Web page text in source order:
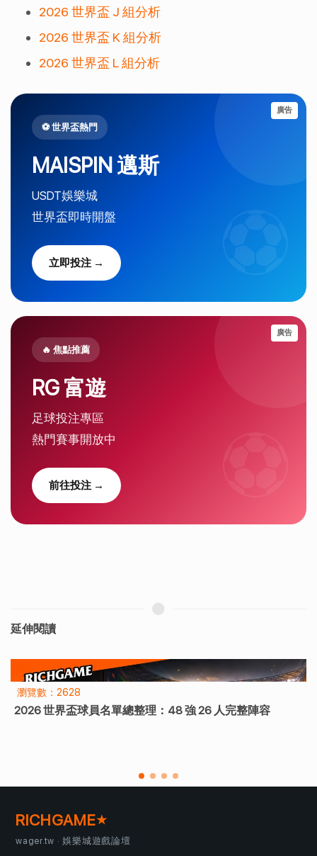
2026 世界盃 J 組分析
2026 世界盃 K 組分析
2026 世界盃 L 組分析
廣告
⚽ 世界盃熱門
MAISPIN 邁斯
USDT娛樂城
世界盃即時開盤
立即投注 →
廣告
🔥 焦點推薦
RG 富遊
足球投注專區
熱門賽事開放中
前往投注 →
延伸閱讀
瀏覽數：4562
2026 世界盃懶人包 : 世足賽程、主辦國、轉播、門票與看
RICHGAME★
wager.tw · 娛樂城遊戲論壇